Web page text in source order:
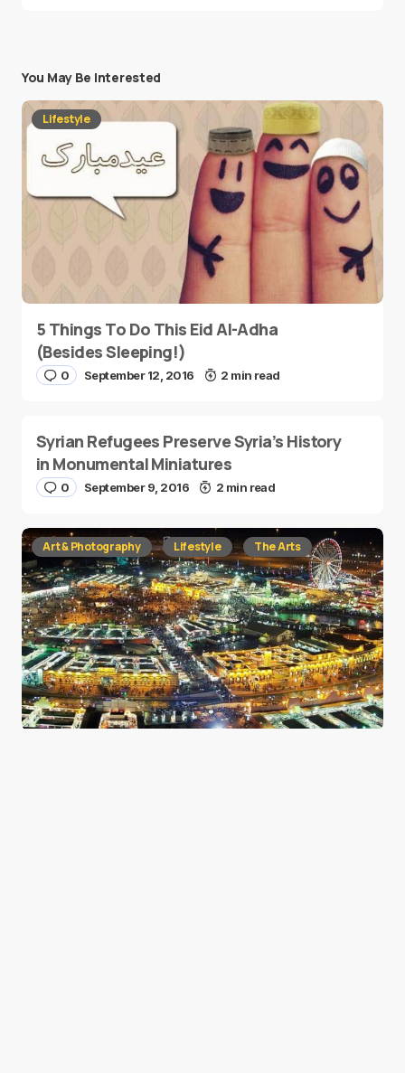
You May Be Interested
Lifestyle
5 Things To Do This Eid Al-Adha
(Besides Sleeping!)
0 September 12, 2016 2 min read
Syrian Refugees Preserve Syria’s History
in Monumental Miniatures
0 September 9, 2016 2 min read
Art & Photography Lifestyle The Arts